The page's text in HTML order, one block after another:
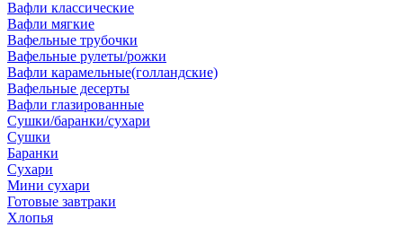
Вафли классические
Вафли мягкие
Вафельные трубочки
Вафельные рулеты/рожки
Вафли карамельные(голландские)
Вафельные десерты
Вафли глазированные
Сушки/баранки/сухари
Сушки
Баранки
Сухари
Мини сухари
Готовые завтраки
Хлопья